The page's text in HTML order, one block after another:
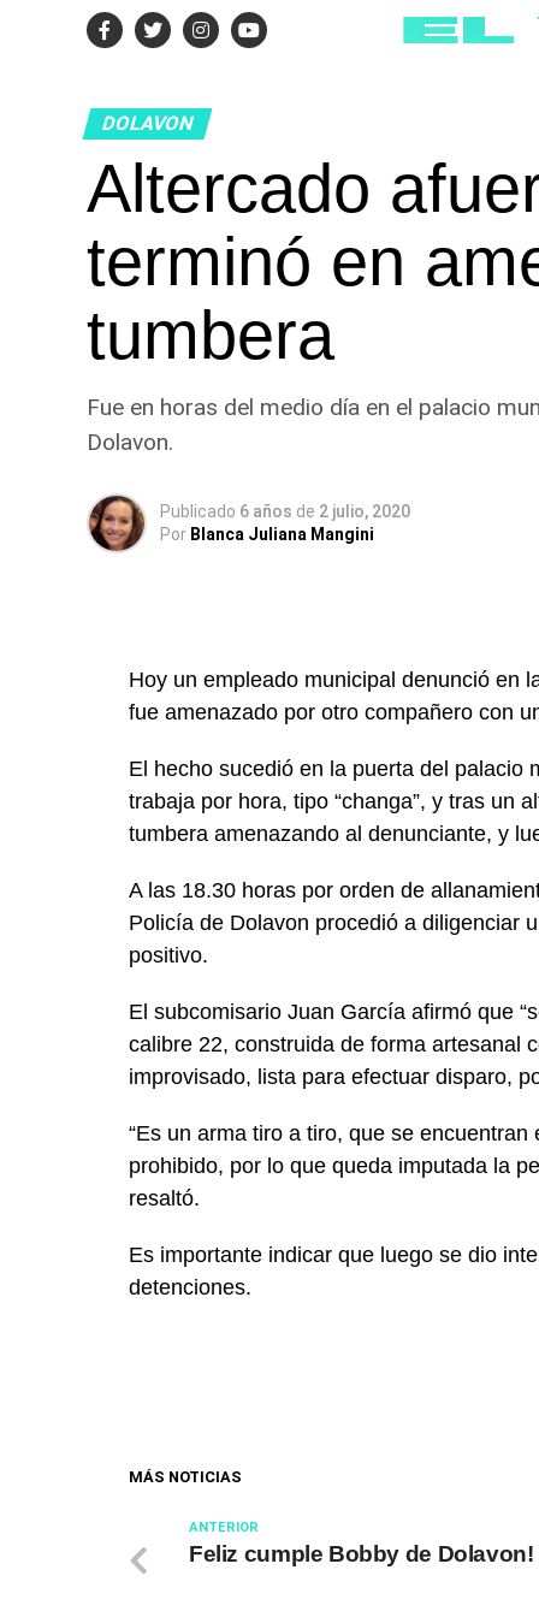
DOLAVON
Altercado
terminó en
tumbera
Fue en horas del medio día en el palacio
Dolavon.
Publicado 6 años de 2 julio, 2020
Por Blanca Juliana Mangini
Hoy un empleado municipal denunció en
fue amenazado por otro compañero con
El hecho sucedió en la puerta del palacio
trabaja por hora, tipo “changa”, y tras un
tumbera amenazando al denunciante, y
A las 18.30 horas por orden de
Policía de Dolavon procedió a diligenciar
positivo.
El subcomisario Juan García afirmó que
calibre 22, construida de forma artesanal
improvisado, lista para efectuar disparo,
“Es un arma tiro a tiro, que se
prohibido, por lo que queda imputada la
resaltó.
Es importante indicar que luego se dio
detenciones.
MÁS NOTICIAS
ANTERIOR
Feliz cumple Bobby de Dolavon!